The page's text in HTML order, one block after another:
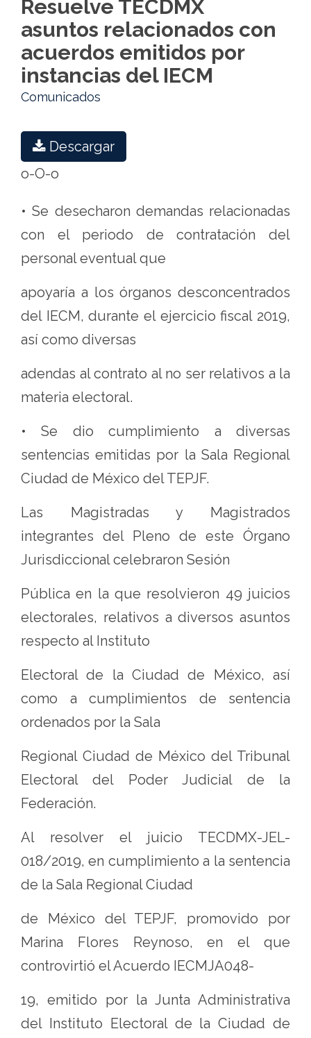
Electoral
Ciudad
Resuelve TECDMX
asuntos relacionados con
acuerdos emitidos por
instancias del IECM
Comunicados
Descargar
o-O-o
• Se desecharon demandas relacionadas
con el periodo de contratación del
personal eventual que
apoyaría a los órganos desconcentrados
del IECM, durante el ejercicio fiscal 2019,
así como diversas
adendas al contrato al no ser relativos a la
materia electoral.
• Se dio cumplimiento a diversas
sentencias emitidas por la Sala Regional
Ciudad de México del TEPJF.
Las Magistradas y Magistrados
integrantes del Pleno de este Órgano
Jurisdiccional celebraron Sesión
Pública en la que resolvieron 49 juicios
electorales, relativos a diversos asuntos
respecto al Instituto
Electoral de la Ciudad de México, así
como a cumplimientos de sentencia
ordenados por la Sala
Regional Ciudad de México del Tribunal
Electoral del Poder Judicial de la
Federación.
Al resolver el juicio TECDMX-JEL-
018/2019, en cumplimiento a la sentencia
de la Sala Regional Ciudad
de México del TEPJF, promovido por
Marina Flores Reynoso, en el que
controvirtió el Acuerdo IECMJA048-
19, emitido por la Junta Administrativa
del Instituto Electoral de la Ciudad de